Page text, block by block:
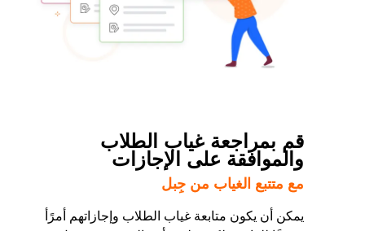
قم بمراجعة غياب الطلاب
والموافقة على الإجازات
مع متتبع الغياب من جِبل
يمكن أن يكون متابعة غياب الطلاب وإجازاتهم أمرًأ